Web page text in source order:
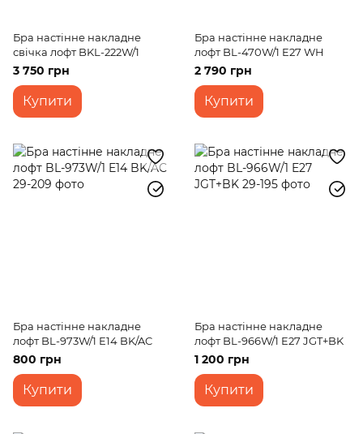
Бра настінне накладне
свічка лофт BKL-222W/1
3 750 грн
Купити
Бра настінне накладне
лофт BL-470W/1 E27 WH
2 790 грн
Купити
Бра настінне накладне
лофт BL-973W/1 E14 BK/AC
800 грн
Купити
Бра настінне накладне
лофт BL-966W/1 E27 JGT+BK
1 200 грн
Купити